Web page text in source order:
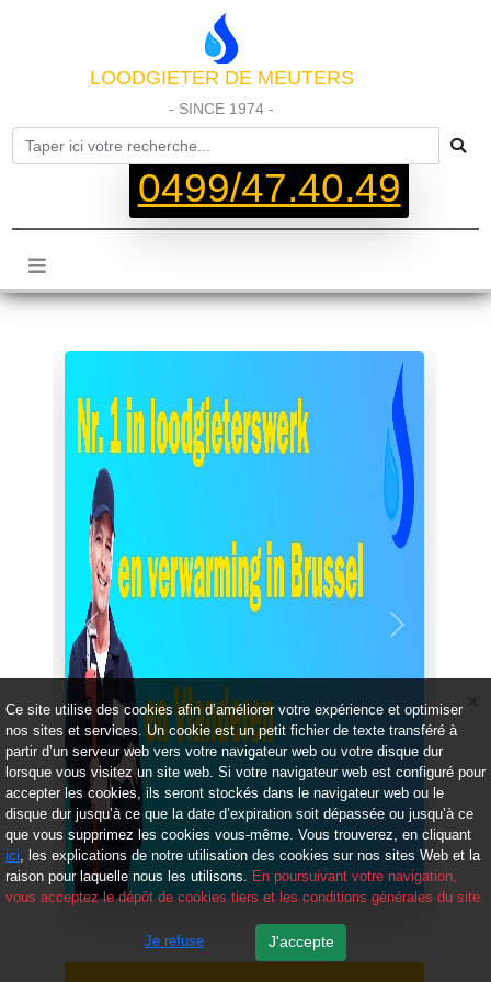
LOODGIETER DE MEUTERS
- SINCE 1974 -
0499/47.40.49
Précédent Suivant
Ce site utilise des cookies afin d’améliorer votre expérience et optimiser
nos sites et services. Un cookie est un petit fichier de texte transféré à
partir d’un serveur web vers votre navigateur web ou votre disque dur
lorsque vous visitez un site web. Si votre navigateur web est configuré pour
accepter les cookies, ils seront stockés dans le navigateur web ou le
disque dur jusqu’à ce que la date d’expiration soit dépassée ou jusqu’à ce
que vous supprimez les cookies vous-même. Vous trouverez, en cliquant
ici, les explications de notre utilisation des cookies sur nos sites Web et la
raison pour laquelle nous les utilisons. En poursuivant votre navigation,
vous acceptez le dépôt de cookies tiers et les conditions générales du site.
Je refuse J'accepte